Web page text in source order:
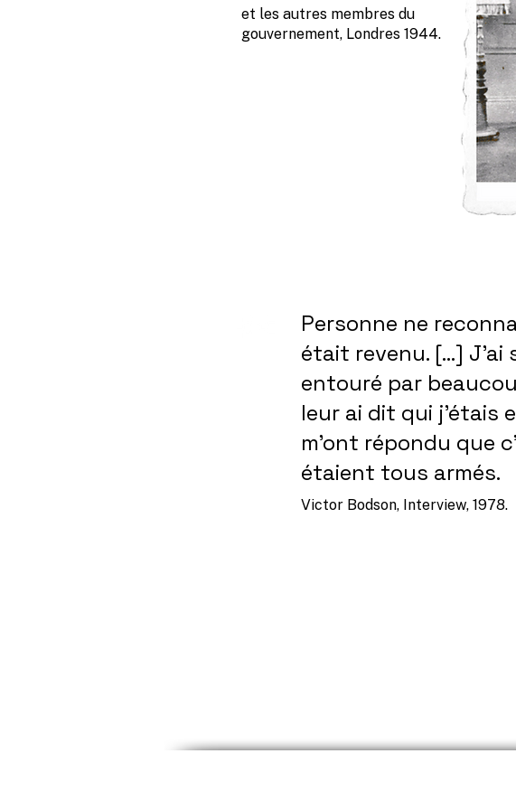
et les autres membres du
gouvernement, Londres 1944.
Personne ne
était revenu. […]
entouré par
leur ai dit qui j’étais
m’ont répondu que
étaient tous armés.
Victor Bodson, Interview, 1978.